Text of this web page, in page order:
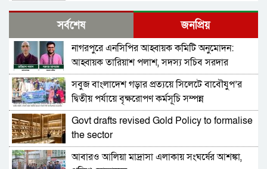
কারিনা কায়সার আর নেই
সিলেবাস শেষ করবো কীভাবে’- এসএসসির সময়
এগিয়ে আনায় শিক্ষার্থীদের উদ্বেগ
প্রতিদিন হাঁটার অভ্যাস বদলে দিতে পারে আপনার
জীবন
মা দিবস উপলক্ষ্যে বিশেষ সম্মাননা পেলেন ববিতা
কবিগুরু রবীন্দ্রনাথ ঠাকুরের জন্ম বার্ষিকীতে শিল্পী
সর্বশেষ জনপ্রিয়
নাগরপুরে এনসিপির আহ্বায়ক কমিটি অনুমোদন:
আহ্বায়ক তারিয়াশ পলাশ, সদস্য সচিব সরদার
আশরাফ
সবুজ বাংলাদেশ গড়ার প্রত্যয়ে সিলেটে বাবৌযুপ’র
দ্বিতীয় পর্যায়ে বৃক্ষরোপণ কর্মসূচি সম্পন্ন
Govt drafts revised Gold Policy to formalise
the sector
আবারও আলিয়া মাদ্রাসা এলাকায় সংঘর্ষের আশঙ্কা,